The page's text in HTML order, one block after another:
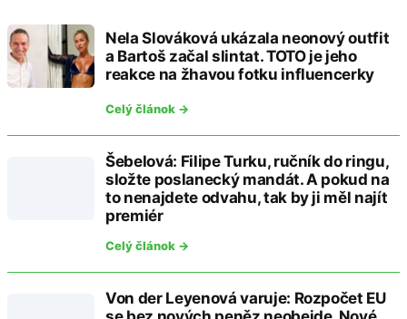
Nela Slováková ukázala neonový outfit
a Bartoš začal slintat. TOTO je jeho
reakce na žhavou fotku influencerky
Celý článok →
Šebelová: Filipe Turku, ručník do ringu,
složte poslanecký mandát. A pokud na
to nenajdete odvahu, tak by ji měl najít
premiér
Celý článok →
Von der Leyenová varuje: Rozpočet EU